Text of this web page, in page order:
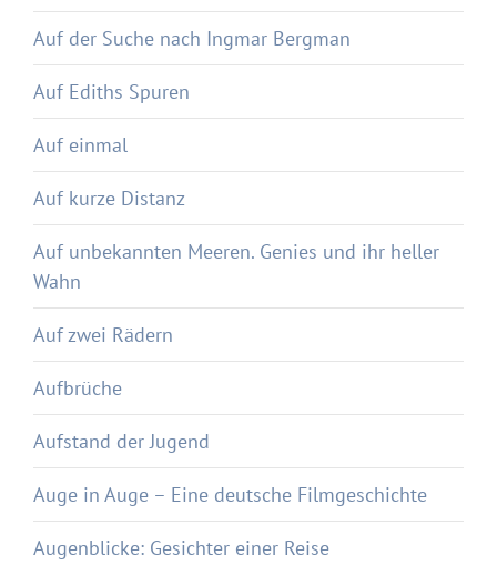
Auf der Suche nach Ingmar Bergman
Auf Ediths Spuren
Auf einmal
Auf kurze Distanz
Auf unbekannten Meeren. Genies und ihr heller
Wahn
Auf zwei Rädern
Aufbrüche
Aufstand der Jugend
Auge in Auge – Eine deutsche Filmgeschichte
Augenblicke: Gesichter einer Reise